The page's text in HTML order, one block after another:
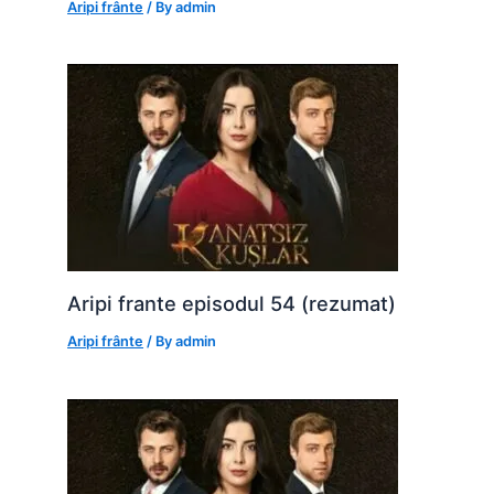
Aripi frânte / Byadmin
Aripi frante episodul 54 (rezumat)
Aripi frânte / Byadmin